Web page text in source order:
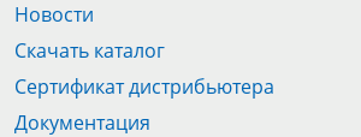
Новости
Скачать каталог
Сертификат дистрибьютера
Документация